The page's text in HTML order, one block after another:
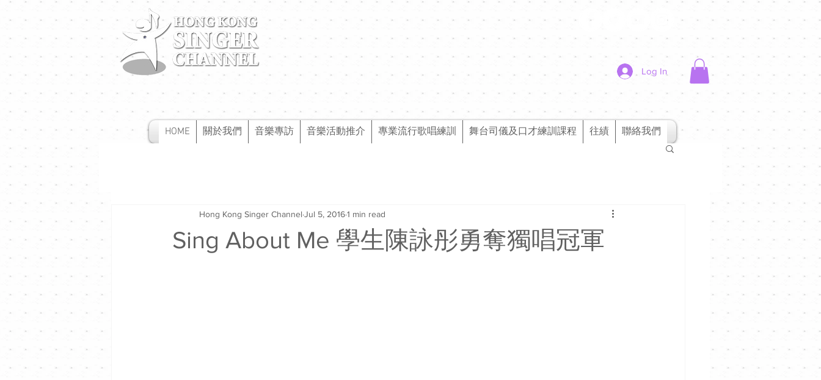
Log In
HOME 關於我們 音樂專訪 音樂活動推介 專業流行歌唱練訓 舞台司儀及口才練訓課程 往績 聯絡我們
Sing About Me 學生陳詠彤勇奪獨唱冠軍
Hong Kong Singer Channel Jul 5, 20161 min read